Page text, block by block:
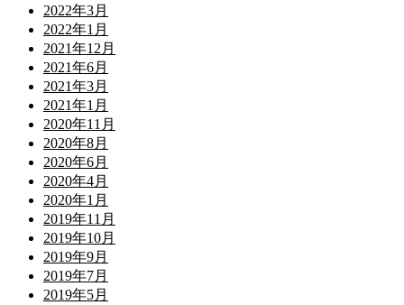
2022年3月
2022年1月
2021年12月
2021年6月
2021年3月
2021年1月
2020年11月
2020年8月
2020年6月
2020年4月
2020年1月
2019年11月
2019年10月
2019年9月
2019年7月
2019年5月